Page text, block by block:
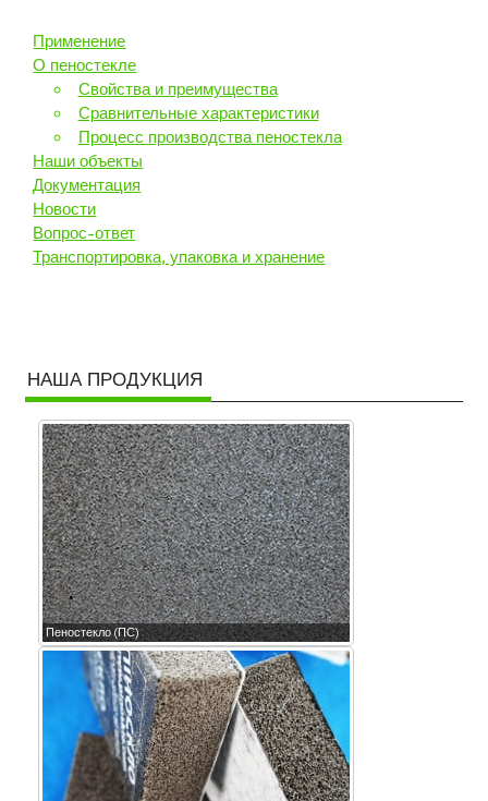
Применение
О пеностекле
Свойства и преимущества
Сравнительные характеристики
Процесс производства пеностекла
Наши объекты
Документация
Новости
Вопрос-ответ
Транспортировка, упаковка и хранение
НАША ПРОДУКЦИЯ
Пеностекло (ПС)